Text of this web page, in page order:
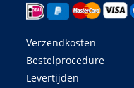
Verzendkosten
Bestelprocedure
Levertijden